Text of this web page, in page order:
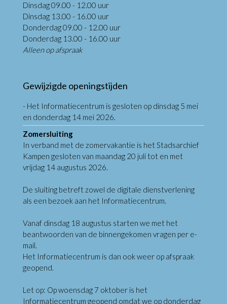
Dinsdag 09.00 - 12.00 uur
Dinsdag 13.00 - 16.00 uur
Donderdag 09.00 - 12.00 uur
Donderdag 13.00 - 16.00 uur
Alleen op afspraak
Gewijzigde openingstijden
- Het Informatiecentrum is gesloten op dinsdag 5 mei
en donderdag 14 mei 2026.
Zomersluiting
In verband met de zomervakantie is het Stadsarchief
Kampen gesloten van maandag 20 juli tot en met
vrijdag 14 augustus 2026.
De sluiting betreft zowel de digitale dienstverlening
als een bezoek aan het Informatiecentrum.
Vanaf dinsdag 18 augustus starten we met het
beantwoorden van de binnengekomen vragen per e-
mail.
Het Informatiecentrum is dan ook weer op afspraak
geopend.
Let op: Op woensdag 7 oktober is het
Informatiecentrum geopend omdat we op donderdag